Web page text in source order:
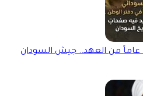
عزيزة المعراج تكتب… 72 عاماً من العهد.. جيش السودان